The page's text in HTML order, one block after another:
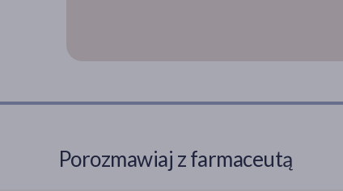
Porozmawiaj z farmaceutą